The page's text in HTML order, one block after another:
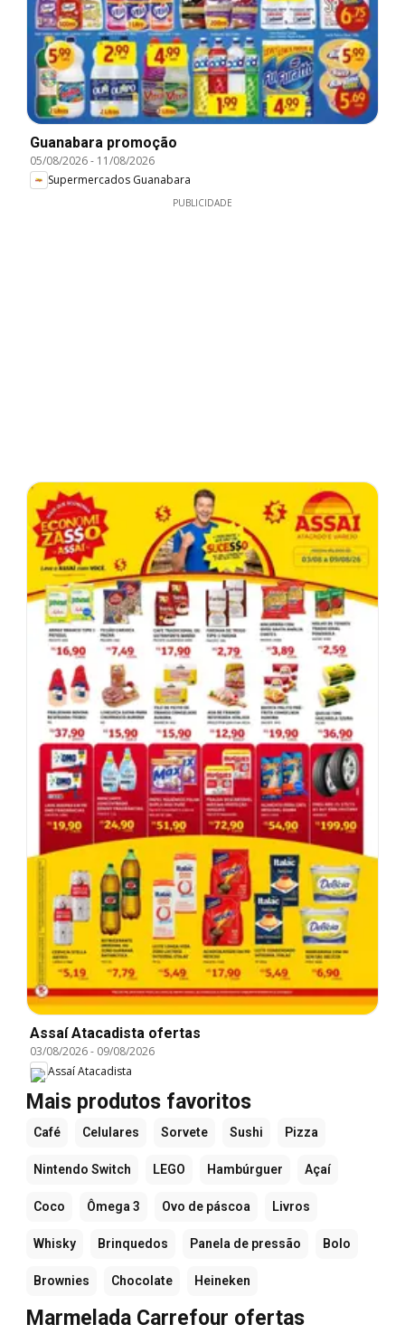
Guanabara promoção
05/08/2026- 11/08/2026
Supermercados Guanabara
PUBLICIDADE
Assaí Atacadista ofertas
03/08/2026- 09/08/2026
Assaí Atacadista
Mais produtos favoritos
Café Celulares Sorvete Sushi Pizza
Nintendo Switch LEGO Hambúrguer Açaí
Coco Ômega 3 Ovo de páscoa Livros
Whisky Brinquedos Panela de pressão Bolo
Brownies Chocolate Heineken
Marmelada Carrefour ofertas